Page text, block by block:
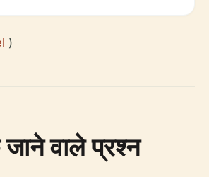
)
वाले प्रश्न